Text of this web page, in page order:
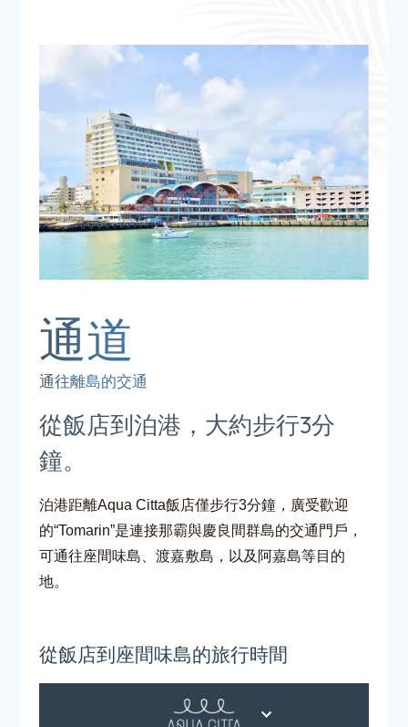
通往離島的交通
從飯店到泊港，大約步行3分
鐘。
泊港距離Aqua Citta飯店僅步行3分鐘，廣受歡迎
的“Tomarin”是連接那霸與慶良間群島的交通門戶，
可通往座間味島、渡嘉敷島，以及阿嘉島等目的
地。
從飯店到座間味島的旅行時間